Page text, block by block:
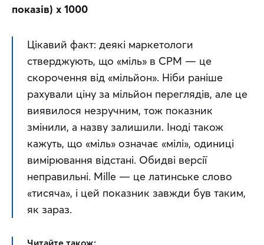
показів) х 1000
Цікавий факт: деякі маркетологи
стверджують, що «міль» в CPM — це
скорочення від «мільйон». Ніби раніше
рахували ціну за мільйон переглядів, але це
виявилося незручним, тож показник
змінили, а назву залишили. Іноді також
кажуть, що «міль» означає «мілі», одиниці
вимірювання відстані. Обидві версії
неправильні. Mille — це латинське слово
«тисяча», і цей показник завжди був таким,
як зараз.
Читайте також: